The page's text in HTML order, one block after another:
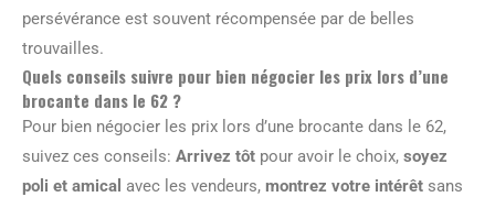
persévérance est souvent récompensée par de belles
trouvailles.
Quels conseils suivre pour bien négocier les prix lors d’une
brocante dans le 62 ?
Pour bien négocier les prix lors d’une brocante dans le 62,
suivez ces conseils: Arrivez tôt pour avoir le choix, soyez
poli et amical avec les vendeurs, montrez votre intérêt sans